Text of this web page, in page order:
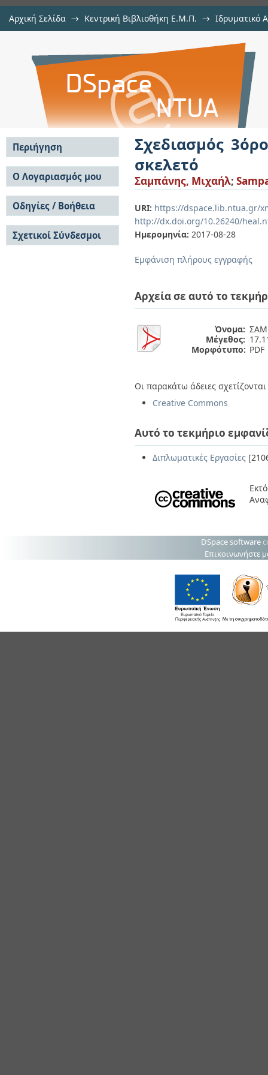
Αρχική Σελίδα → Κεντρική Βιβλιοθήκη Ε.Μ.Π. → Ιδρυματικό
Σχεδιασμός 3όροφου κτιρίου
Σχεδιασμός
σκελετό
Σαμπάνης, Μιχαήλ;
URI: https://dspace.lib.ntua.gr/
http://dx.doi.org/10.26240/
Ημερομηνία: 2017-08-28
Εμφάνιση πλήρους εγγραφής
Αρχεία σε αυτό το
Όνομα:
Μέγεθος:
Μορφότυπο: PDF
Οι παρακάτω άδειες
Creative Commons
Αυτό το τεκμήριο
Διπλωματικές Εργασίες
Περιήγηση
Σε όλο το DSpace
Κοινότητες & Συλλογές
Ανά Ημερομηνία
Έκδοσης
Συγγραφείς
Τίτλοι
Θέματα
Ο Λογαριασμός μου
Σύνδεση
Εγγραφή
Οδηγίες / Βοήθεια
Οδηγίες Υποβολής
Οδηγίες Χρήσης ΙΑ
Συχνές Ερωτήσεις
Σχετικοί Σύνδεσμοι
DSpace software
Επικοινωνήστε